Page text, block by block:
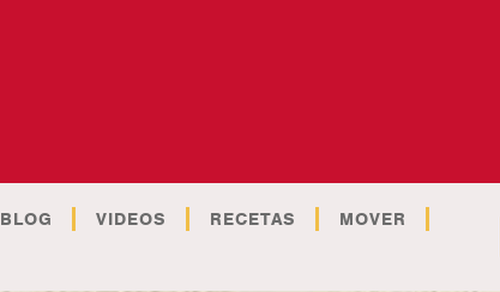
BLOG VIDEOS RECETAS
MOVER